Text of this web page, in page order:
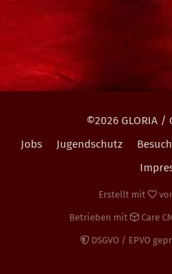
©2026 GLORIA /
Jobs
Jugendschutz
Erstellt mit
Betrieben mit Care
DSGVO / EPVO